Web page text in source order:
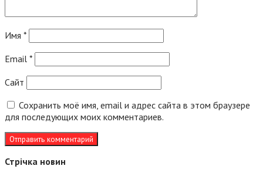
Имя *
Email *
Сайт
Сохранить моё имя, email и адрес сайта в этом браузере
для последующих моих комментариев.
Стрічка новин